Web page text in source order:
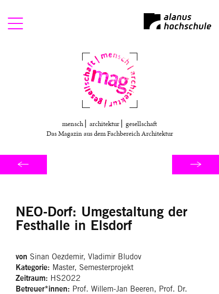
Mag
mensch ⎜ architektur ⎜ gesellschaft
Das Magazin aus dem Fachbereich Architektur
NEO-Dorf: Umgestaltung der
Festhalle in Elsdorf
von Sinan Oezdemir, Vladimir Bludov
Kategorie: Master, Semesterprojekt
Zeitraum: HS2022
Betreuer*innen: Prof. Willem-Jan Beeren, Prof. Dr.